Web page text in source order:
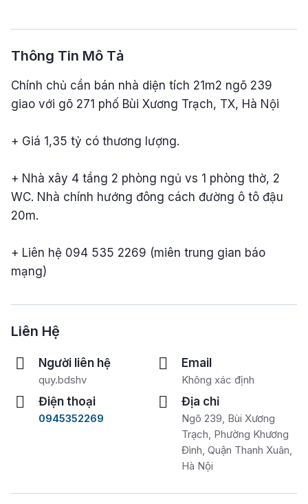
Thông Tin Mô Tả
Chính chủ cần bán nhà diện tích 21m2 ngõ 239
giao với gõ 271 phố Bùi Xương Trạch, TX, Hà Nội
+ Giá 1,35 tỷ có thương lượng.
+ Nhà xây 4 tầng 2 phòng ngủ vs 1 phòng thờ, 2
WC. Nhà chính hướng đông cách đường ô tô đậu
20m.
+ Liên hệ 094 535 2269 (miên trung gian báo
mạng)
Liên Hệ
Người liên hệ
quy.bdshv
Email
Không xác định
Điện thoại
0945352269
Địa chỉ
Ngõ 239, Bùi Xương
Trạch, Phường Khương
Đình, Quận Thanh Xuân,
Hà Nội